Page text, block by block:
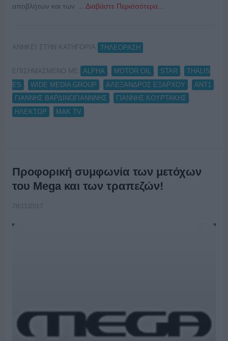
αποβλήτων και των … Διαβάστε Περισσότερα...
ΑΝΗΚΕΙ ΣΤΗΝ ΚΑΤΗΓΟΡΙΑ: ΤΗΛΕΟΡΑΣΗ
ΕΠΙΣΗΜΑΣΜΕΝΟ ΜΕ: ALPHA MOTOR OIL STAR
THALIS
ES
WIDE MEDIA GROUP ΑΛΕΞΑΝΔΡΟΣ ΕΞΑΡΧΟΥ ΑΝΤ1
ΓΙΑΝΝΗΣ ΒΑΡΔΙΝΟΓΙΑΝΝΝΗΣ
ΓΙΑΝΝΗΣ ΚΟΥΡΤΑΚΗΣ
ΗΛΕΚΤΩΡ
ΜΑΚ TV
Προφορική συμφωνία των μετόχων
του Mega και των τραπεζών!
28/11/2017